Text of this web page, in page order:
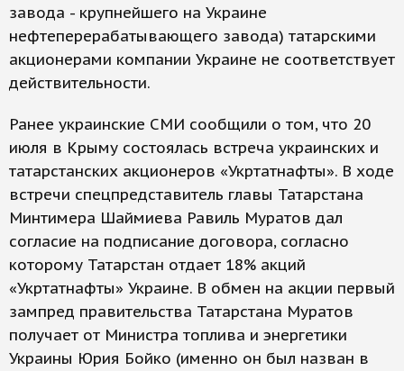
завода - крупнейшего на Украине
нефтеперерабатывающего завода) татарскими
акционерами компании Украине не соответствует
действительности.
Ранее украинские СМИ сообщили о том, что 20
июля в Крыму состоялась встреча украинских и
татарстанских акционеров «Укртатнафты». В ходе
встречи спецпредставитель главы Татарстана
Минтимера Шаймиева Равиль Муратов дал
согласие на подписание договора, согласно
которому Татарстан отдает 18% акций
«Укртатнафты» Украине. В обмен на акции первый
зампред правительства Татарстана Муратов
получает от Министра топлива и энергетики
Украины Юрия Бойко (именно он был назван в